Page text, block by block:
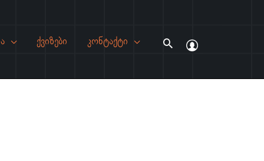
ქვიზები კონტაქტი Search